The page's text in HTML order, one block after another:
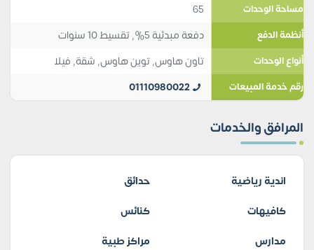
مساحة الوحدات 65
أنظمة الدفع دفعة مبدئية 5%, تقسيط 10 سنوات
أنواع الوحدات تاون هاوس,توين هاوس, شقة, فيلا
رقم خدمة المبيعات 01110980022
المرافق والخدمات
اندية رياضية
حدائق
كافيهات
كنائس
مدارس
مراكز طبية